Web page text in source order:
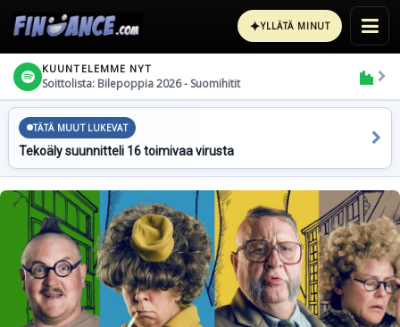
✦YLLÄTÄ MINUT
KUUNTELEMME NYT
Soittolista: Bilepoppia 2026 - Suomihitit
TÄTÄ MUUT LUKEVAT
Tekoäly suunnitteli 16 toimivaa virusta